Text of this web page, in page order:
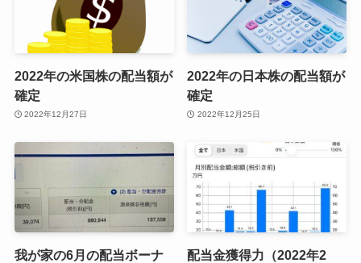
2022年の米国株の配当額が
確定
2022年12月27日
2022年の日本株の配当額が
確定
2022年12月25日
我が家の6月の配当ボーナ
配当金獲得力（2022年2